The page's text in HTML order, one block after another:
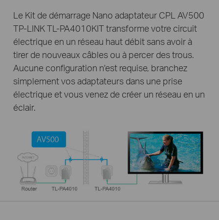
Le Kit de démarrage Nano adaptateur CPL AV500
TP-LINK TL-PA4010KIT transforme votre circuit
électrique en un réseau haut débit sans avoir à
tirer de nouveaux câbles ou à percer des trous.
Aucune configuration n'est requise, branchez
simplement vos adaptateurs dans une prise
électrique et vous venez de créer un réseau en un
éclair.